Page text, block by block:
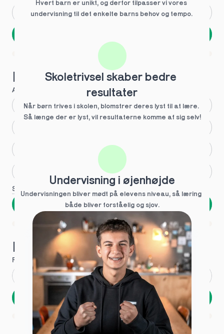
2.g Andet
Spring over
1 ud af 9 for at finde den rette tutor
Hvilke behov?
Anbefalet til dig
Fagligt boost
Se flere
Næste
Spring over
1 ud af 9 for at finde den rette tutor
Hvad hedder du?
Fornavn Efternavn*
Næste
Opbevares sikkert - oplysninger deles aldrig
1 ud af 9 for at finde den rette tutor
Hvert barn er unikt, og derfor tilpasser vi vores
undervisning til det enkelte barns behov og tempo.
Skoletrivsel skaber bedre
resultater
Når børn trives i skolen, blomstrer deres lyst til at lære.
Så længe der er lyst, vil resultaterne komme af sig selv!
Undervisning i øjenhøjde
Undervisningen bliver mødt på elevens niveau, så læring
både bliver forståelig og sjov.